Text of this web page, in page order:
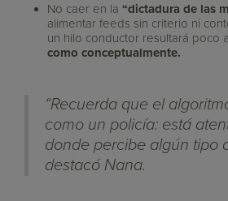
No caer en la“dictadura de las
alimentar feeds sin criterio ni
un hilo conductor resultará poco
como conceptualmente.
“Recuerda que el
como un policía: está
donde percibe algún tipo
destacó Nana.